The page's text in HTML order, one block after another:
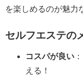
を楽しめるのが魅力
セルフエステの
コスパが良い
える！